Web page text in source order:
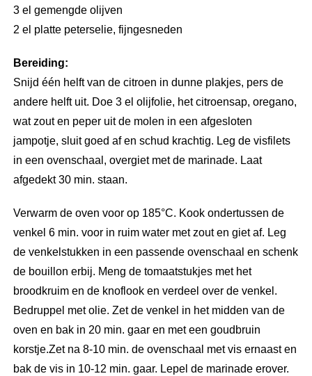
3 el gemengde olijven
2 el platte peterselie, fijngesneden
Bereiding:
Snijd één helft van de citroen in dunne plakjes, pers de
andere helft uit. Doe 3 el olijfolie, het citroensap, oregano,
wat zout en peper uit de molen in een afgesloten
jampotje, sluit goed af en schud krachtig. Leg de visfilets
in een ovenschaal, overgiet met de marinade. Laat
afgedekt 30 min. staan.
Verwarm de oven voor op 185°C. Kook ondertussen de
venkel 6 min. voor in ruim water met zout en giet af. Leg
de venkelstukken in een passende ovenschaal en schenk
de bouillon erbij. Meng de tomaatstukjes met het
broodkruim en de knoflook en verdeel over de venkel.
Bedruppel met olie. Zet de venkel in het midden van de
oven en bak in 20 min. gaar en met een goudbruin
korstje.Zet na 8-10 min. de ovenschaal met vis ernaast en
bak de vis in 10-12 min. gaar. Lepel de marinade erover.